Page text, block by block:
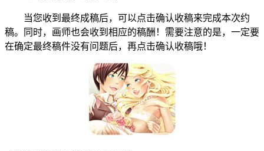
当您收到最终成稿后，可以点击确认收稿来完成本次约
稿。同时，画师也会收到相应的稿酬！需要注意的是，一定要
在确定最终稿件没有问题后，再点击确认收稿哦！